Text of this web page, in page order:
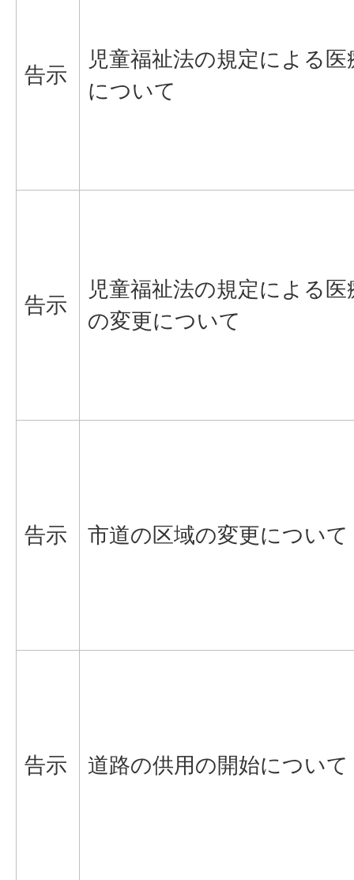
告示
児童福祉法の規定による
について
告示
児童福祉法の規定による
の変更について
告示 市道の区域の変更について
告示 道路の供用の開始について